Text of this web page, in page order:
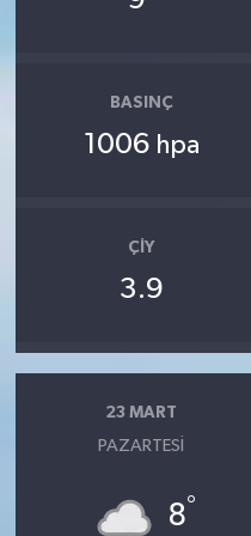
BASINÇ
1006 hpa
ÇIY
3.9
23 MART
PAZARTESI
8°